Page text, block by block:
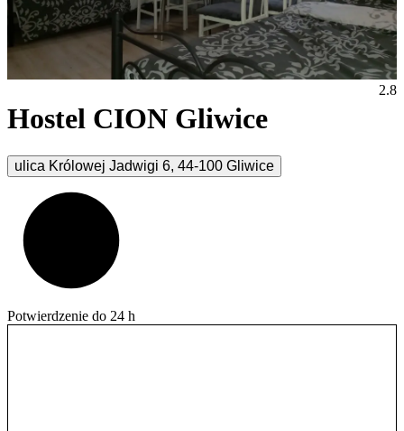
Hostel CION Gliwice
ulica Królowej Jadwigi 6, 44-100 Gliwice
2.8
Potwierdzenie do 24 h